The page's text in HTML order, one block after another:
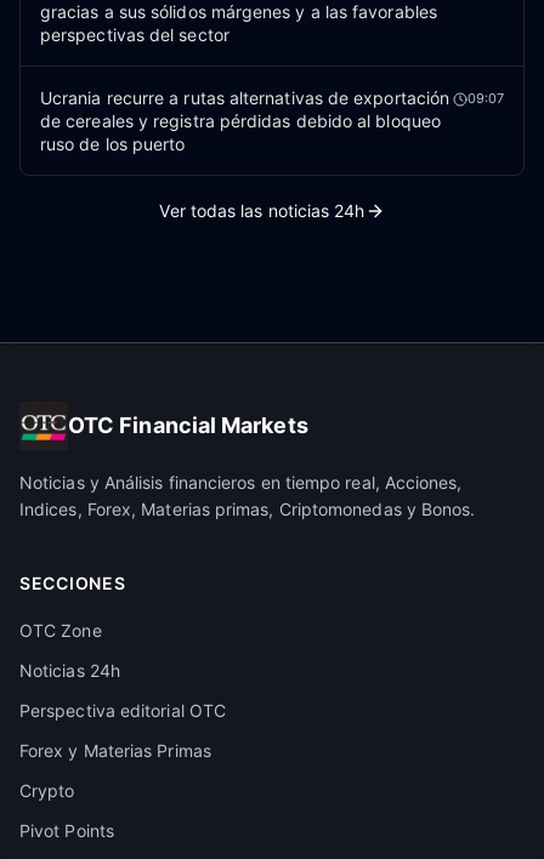
gracias a sus sólidos márgenes y a las favorables
perspectivas del sector
Ucrania recurre a rutas alternativas de exportación
de cereales y registra pérdidas debido al bloqueo
ruso de los puerto
09:07
Ver todas las noticias 24h
OTC Financial Markets
Noticias y Análisis financieros en tiempo real, Acciones,
Indices, Forex, Materias primas, Criptomonedas y Bonos.
SECCIONES
OTC Zone
Noticias 24h
Perspectiva editorial OTC
Forex y Materias Primas
Crypto
Pivot Points